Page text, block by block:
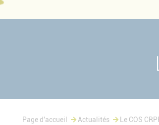
Page d'accueil Actualités Le COS